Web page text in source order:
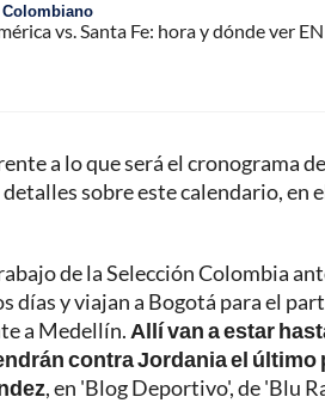
vs. Santa Fe: hora y dónde ver
a lo que será el cronograma
sobre este calendario, en
de la Selección Colombia
días y viajan a Bogotá para el
a Medellín. Allí van a estar
contra Jordania el
, en 'Blog Deportivo', de 'Blu